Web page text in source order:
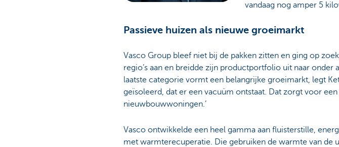
vandaag nog amper 5
Passieve huizen als nieuwe groeimarkt
Vasco Group bleef niet bij de pakken zitten en ging op
regio’s aan en breidde zijn productportfolio uit naar
laatste categorie vormt een belangrijke groeimarkt, legt
geïsoleerd, dat er een vacuüm ontstaat. Dat zorgt voor
nieuwbouwwoningen.’
Vasco ontwikkelde een heel gamma aan fluisterstille,
met warmterecuperatie. Die gebruiken de warmte van de